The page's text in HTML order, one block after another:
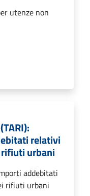
utenze non
relativi
urbani
addebitati
rifiuti urbani